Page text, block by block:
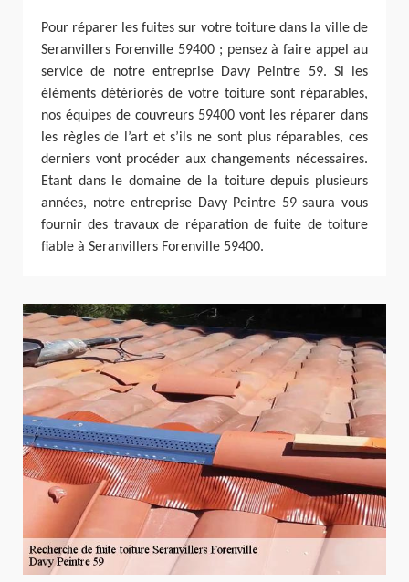
Pour réparer les fuites sur votre toiture dans la ville de
Seranvillers Forenville 59400 ; pensez à faire appel au
service de notre entreprise Davy Peintre 59. Si les
éléments détériorés de votre toiture sont réparables,
nos équipes de couvreurs 59400 vont les réparer dans
les règles de l’art et s’ils ne sont plus réparables, ces
derniers vont procéder aux changements nécessaires.
Etant dans le domaine de la toiture depuis plusieurs
années, notre entreprise Davy Peintre 59 saura vous
fournir des travaux de réparation de fuite de toiture
fiable à Seranvillers Forenville 59400.